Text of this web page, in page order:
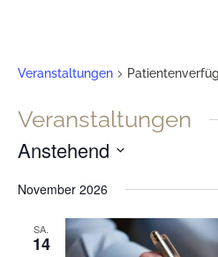
Veranstaltungen
Veranstaltungen
Anstehend
wählen.
November 2026
SA.
14